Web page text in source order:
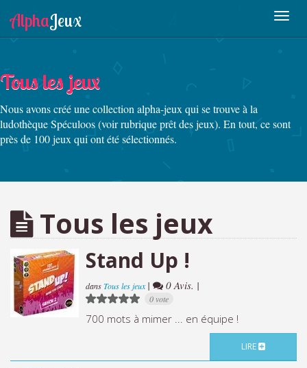
Tous les jeux
Nous avons créé une collection alpha-jeux qui se trouve à la
ludothèque Spéculoos (voir rubrique prêt des jeux). En tout, ce sont
près de 100 jeux qui ont été sélectionnés.
Tous les jeux
Stand Up !
dansTous les jeux| 0 Avis. |
0 vote
700 mots à mimer ... en équipe !
LIRE